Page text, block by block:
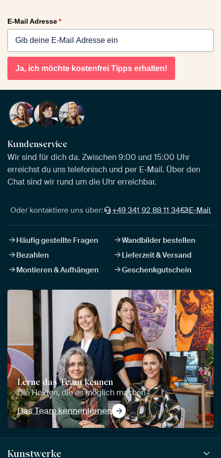
E-Mail Adresse*
Ja, ich möchte kostenfrei Tipps erhalten!
Kundenservice
Wir sind für dich da. Zwischen 9:00 und 15:00 Uhr
erreichst du uns telefonisch und per E-Mail. Über den
Chat sind wir rund um die Uhr erreichbar.
Oder kontaktiere uns über: +49 341 92 88 11 34 E-Mail
Häufig gestellte Fragen
Wandbilder bestellen
Bezahlen
Lieferzeit & Versand
Montieren & Aufhängen
Geschenkgutschein
Lerne das Team kennen
Die Helden, die es möglich machen
Das Team kennenlernen
Kunstwerke